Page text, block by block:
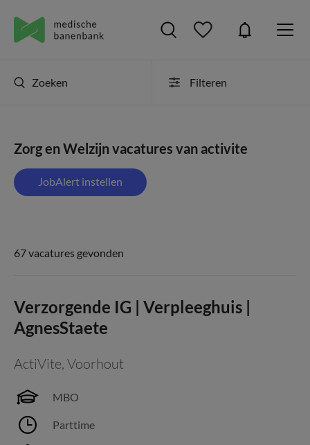
Zoeken Filteren
Zorg en Welzijn vacatures van activite
JobAlert instellen
67 vacatures gevonden
Verzorgende IG | Verpleeghuis |
AgnesStaete
ActiVite, Voorhout
MBO
Parttime